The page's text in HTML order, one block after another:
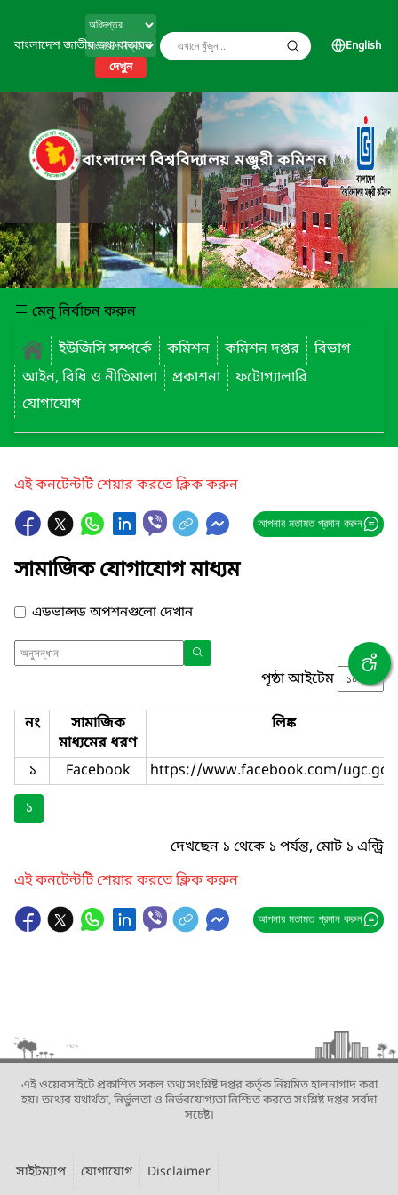
বাংলাদেশ জাতীয় তথ্য বাতায়ন
দেখুন
English
বাংলাদেশ বিশ্ববিদ্যালয় মঞ্জুরী কমিশন
মেনু নির্বাচন করুন
ইউজিসি সম্পর্কে
কমিশন কমিশন দপ্তর
বিভাগ
আইন, বিধি ও নীতিমালা
প্রকাশনা
ফটোগ্যালারি
যোগাযোগ
এই কনটেন্টটি শেয়ার করতে ক্লিক করুন
আপনার মতামত প্রদান করুন
সামাজিক যোগাযোগ মাধ্যম
এডভান্সড অপশনগুলো দেখান
পৃষ্ঠা আইটেম
নং
সামাজিক
মাধ্যমের ধরণ
লিঙ্ক
১ Facebook
https://www.facebook.com/
১
দেখছেন ১ থেকে ১ পর্যন্ত, মোট ১ এন্ট্রি
এই কনটেন্টটি শেয়ার করতে ক্লিক করুন
আপনার মতামত প্রদান করুন
এই ওয়েবসাইটে প্রকাশিত সকল তথ্য সংশ্লিষ্ট দপ্তর কর্তৃক নিয়মিত হালনাগাদ করা
হয়। তথ্যের যথার্থতা, নির্ভুলতা ও নির্ভরযোগ্যতা নিশ্চিত করতে সংশ্লিষ্ট দপ্তর সর্বদা
সচেষ্ট।
সাইটম্যাপ যোগাযোগ Disclaimer